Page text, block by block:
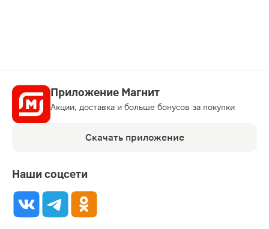
Приложение Магнит
Акции, доставка и больше бонусов за покупки
Скачать приложение
Наши соцсети